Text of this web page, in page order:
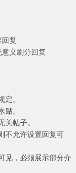
复
义刷分回复
定。
贴。
关帖子。
不允许设置回复可
见，必须展示部分介